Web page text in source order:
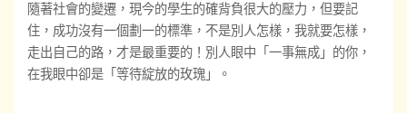
隨著社會的變遷，現今的學生的確背負很大的壓力，但要記
住，成功沒有一個劃一的標準，不是別人怎樣，我就要怎樣，
走出自己的路，才是最重要的！別人眼中「一事無成」的你，
在我眼中卻是「等待綻放的玫瑰」。